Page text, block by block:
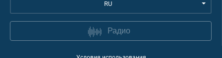
RU
Радио